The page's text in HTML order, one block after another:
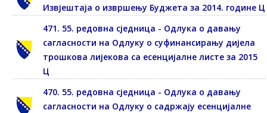
Извјештаја о извршењу Буджета за 2014. године Ц
471. 55. редовна сједница - Одлука о давању
сагласности на Одлуку о суфинансирању дијела
трошкова лијекова са есенцијалне листе за 2015
Ц
470. 55. редовна сједница - Одлука о давању
сагласности на Одлуку о садржају есенцијалне